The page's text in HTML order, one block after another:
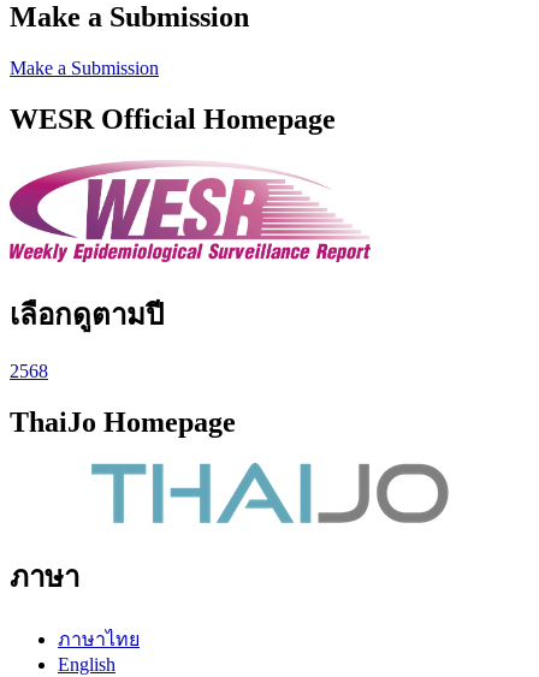
Make a Submission
Make a Submission
WESR Official Homepage
เลือกดูตามปี
2568
ThaiJo Homepage
ภาษา
ภาษาไทย
English